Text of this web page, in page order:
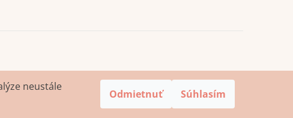
neustále
Odmietnuť Súhlasím